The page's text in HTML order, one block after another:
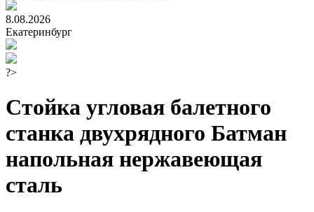
8.08.2026
Екатеринбург
?>
Стойка угловая балетного
станка двухрядного Батман
напольная нержавеющая
сталь